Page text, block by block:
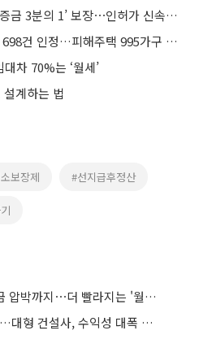
정부, 전세사기 피해 ‘보증금 3분의 1’ 보장⋯인허가 신속지원 법제화
3월 전세사기 피해자 등 698건 인정…피해주택 995가구 매입
차 70%는 ‘월세’
계하는 법
보장제 #선지급후정산
전세 35% 줄었는데 세금 압박까지⋯더 빨라지는 '월세화'
'고원가 터널' 끝 보인다…대형 건설사, 수익성 대폭 개선